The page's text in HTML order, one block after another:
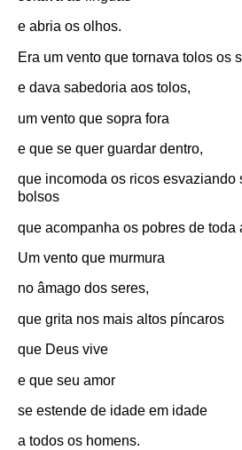
e abria os olhos.
Era um vento que tornava tolos os
e dava sabedoria aos tolos,
um vento que sopra fora
e que se quer guardar dentro,
que incomoda os ricos esvaziando
bolsos
que acompanha os pobres de toda
Um vento que murmura
no âmago dos seres,
que grita nos mais altos píncaros
que Deus vive
e que seu amor
se estende de idade em idade
a todos os homens.